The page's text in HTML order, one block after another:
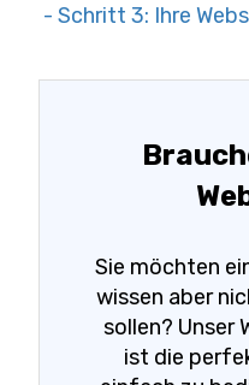
- Schritt 3: Ihre
Sie möchten
wissen aber
sollen? Unser
ist die